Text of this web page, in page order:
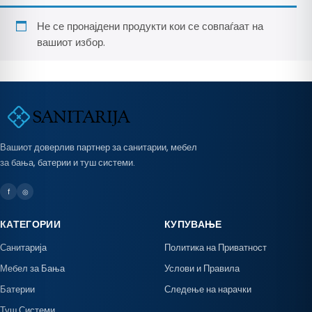
Не се пронајдени продукти кои се совпаѓаат на
вашиот избор.
Вашиот доверлив партнер за санитарии, мебел
за бања, батерии и туш системи.
f ◎
КАТЕГОРИИ
Санитарија
Мебел за Бања
Батерии
КУПУВАЊЕ
Политика на Приватност
Услови и Правила
Следење на нарачки